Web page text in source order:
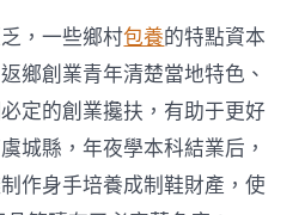
中
，一些鄉村包養的特點資本
鄉創業青年清楚當地特色、
定的創業攙扶，有助于更好
城縣，年夜學本科結業后，
作身手培養成制鞋財產，使